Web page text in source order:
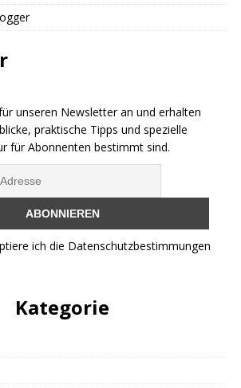
unseren Newsletter an und erhalten
praktische Tipps und spezielle
für Abonnenten bestimmt sind.
ich die Datenschutzbestimmungen
Kategorie